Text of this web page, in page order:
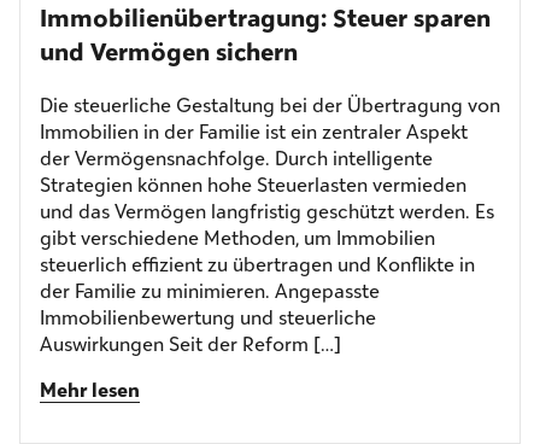
Immobilien­übertragung: Steuer sparen
und Vermögen sichern
Die steuerliche Gestaltung bei der Übertragung von
Immobilien in der Familie ist ein zentraler Aspekt
der Vermögensnachfolge. Durch intelligente
Strategien können hohe Steuerlasten vermieden
und das Vermögen langfristig geschützt werden. Es
gibt verschiedene Methoden, um Immobilien
steuerlich effizient zu übertragen und Konflikte in
der Familie zu minimieren. Angepasste
Immobilienbewertung und steuerliche
Auswirkungen Seit der Reform […]
Mehr lesen